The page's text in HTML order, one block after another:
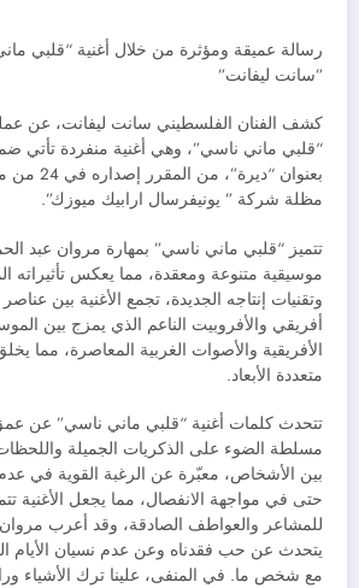
رسالة عميقة ومؤثرة من خلال أغنية “قلبي
”سانت ليفانت”
كشف الفنان الفلسطيني سانت ليفانت، عن
“قلبي ماني ناسي”، وهي أغنية منفردة تأتي
بعنوان
مظلة شركة ” يونيفرسال ارابيك ميوزك”.
تتميز “قلبي ماني ناسي” بمهارة مروان عبد
موسيقية متنوعة ومعقدة، مما يعكس تأثيراته
وتقنيات إنتاجه الجديدة، تجمع الأغنية بين
أفريقي والأفروبيت الناعم الذي يمزج بين
الأفريقية والأصوات الغربية المعاصرة، مما
متعددة الأبعاد.
تتحدث كلمات أغنية “قلبي ماني ناسي” عن
مسلطة الضوء على الذكريات الجميلة
بين الأشخاص، معبّرة عن الرغبة القوية في
حتى في مواجهة الانفصال، مما يجعل الأغنية
للمشاعر والعواطف الصادقة، وقد أعرب
يتحدث عن حب فقدناه وعن عدم نسيان الأيام
مع شخص ما. في المنفى، علينا ترك الأشياء